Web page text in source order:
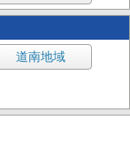
道南地域